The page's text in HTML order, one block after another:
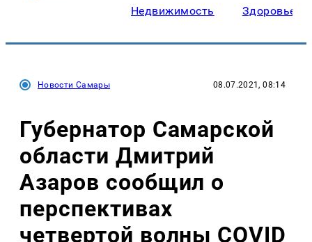
Недвижимость Здоровье
Новости Самары 08.07.2021, 08:14
Губернатор Самарской
области Дмитрий
Азаров сообщил о
перспективах
четвертой волны COVID